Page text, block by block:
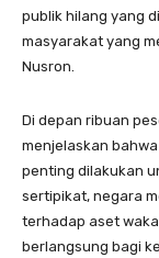
publik hilang yang
masyarakat yang
Nusron.
Di depan ribuan
menjelaskan
penting dilakukan
sertipikat, negara
terhadap aset
berlangsung bagi